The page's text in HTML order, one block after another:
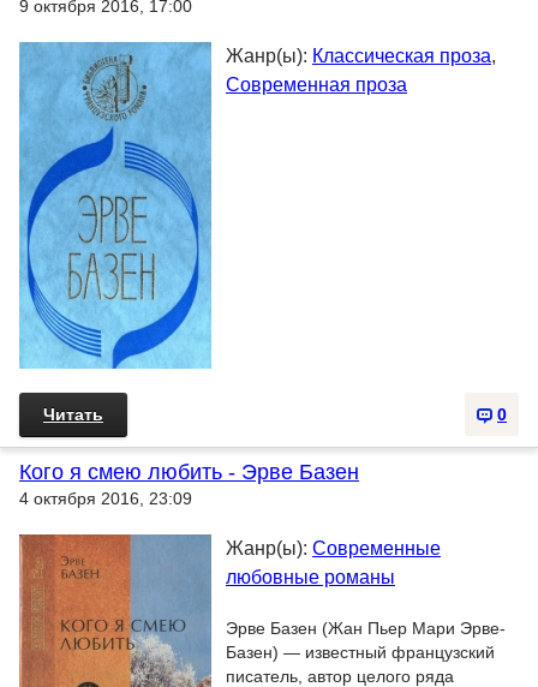
9 октября 2016, 17:00
Жанр(ы): Классическая проза,
Современная проза
0
Читать
Кого я смею любить - Эрве Базен
4 октября 2016, 23:09
Жанр(ы): Современные
любовные романы
Эрве Базен (Жан Пьер Мари Эрве-
Базен) — известный французский
писатель, автор целого ряда